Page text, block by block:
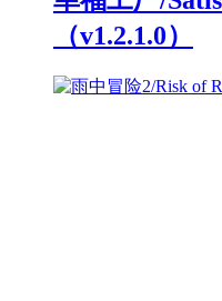
（v1.2.1.0）